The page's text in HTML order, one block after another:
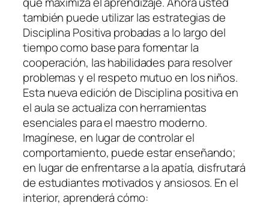
también puede utilizar las estrategias de
Disciplina Positiva probadas a lo largo del
tiempo como base para fomentar la
cooperación, las habilidades para resolver
problemas y el respeto mutuo en los niños.
Esta nueva edición de Disciplina positiva en
el aula se actualiza con herramientas
esenciales para el maestro moderno.
Imagínese, en lugar de controlar el
comportamiento, puede estar enseñando;
en lugar de enfrentarse a la apatía, disfrutará
de estudiantes motivados y ansiosos. En el
interior, aprenderá cómo: